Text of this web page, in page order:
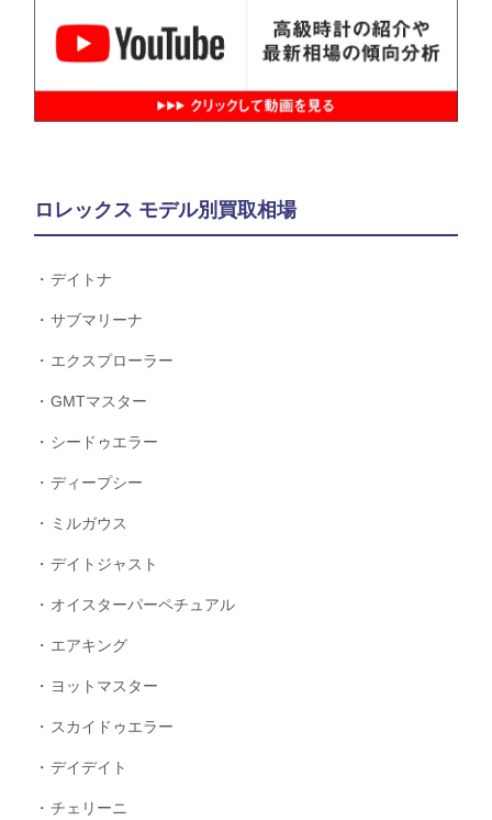
ロレックス モデル別買取相場
デイトナ
サブマリーナ
エクスプローラー
GMTマスター
シードゥエラー
ディープシー
ミルガウス
デイトジャスト
オイスターパーペチュアル
エアキング
ヨットマスター
スカイドゥエラー
デイデイト
チェリーニ